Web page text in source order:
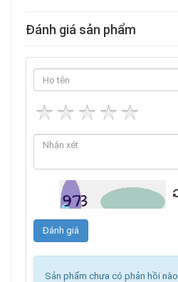
Đánh giá sản phẩm
Sản phẩm chưa có phản hồi nào